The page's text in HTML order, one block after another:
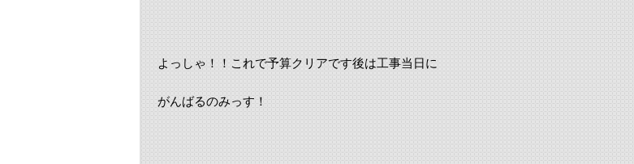
よっしゃ！！これで予算クリアです後は工事当日に
がんばるのみっす！